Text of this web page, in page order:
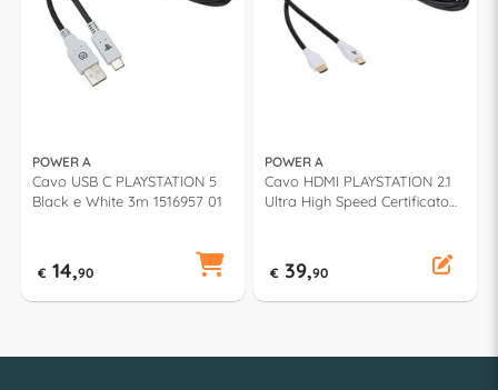
POWER A
Cavo USB C PLAYSTATION 5
Black e White 3m 1516957 01
€ 14,90
POWER A
Cavo HDMI PLAYSTATION 2.1
Ultra High Speed Certificato
€ 39,90